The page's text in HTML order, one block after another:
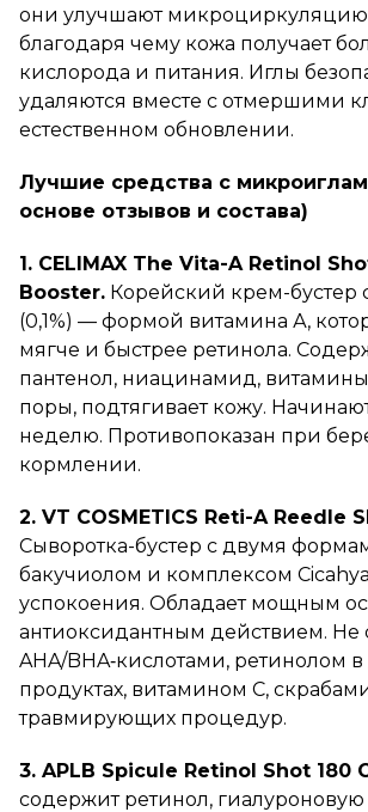
они улучшают
благодаря чему кожа получает
кислорода и питания. Иглы
удаляются вместе с отмершими
естественном обновлении.
Лучшие средства с
основе отзывов и состава)
1. CELIMAX The Vita-A Retinol
Booster. Корейский крем-бустер
(0,1%) — формой витамина А,
мягче и быстрее ретинола.
пантенол, ниацинамид,
поры, подтягивает кожу.
неделю. Противопоказан при
кормлении.
2. VT COSMETICS Reti-A Reedle
Сыворотка-бустер с двумя
бакучиолом и комплексом
успокоения. Обладает мощным
антиоксидантным действием. Не
AHA/BHA‑кислотами, ретинолом
продуктах, витамином С,
травмирующих процедур.
3. APLB Spicule Retinol Shot 180
содержит ретинол, гиалуроновую